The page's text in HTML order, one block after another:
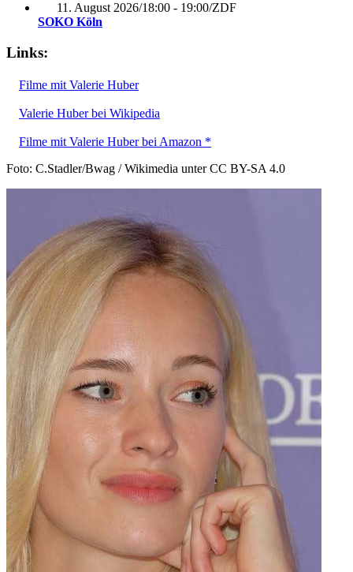
11. August 2026/18:00 - 19:00/ZDF
SOKO Köln
Links:
Filme mit Valerie Huber
Valerie Huber bei Wikipedia
Filme mit Valerie Huber bei Amazon *
Foto: C.Stadler/Bwag / Wikimedia unter CC BY-SA 4.0